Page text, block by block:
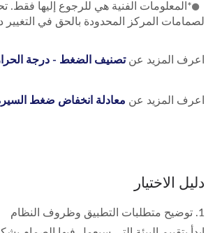
*المعلومات الفنية هي للرجوع إليها فقط.
لصمامات المركز المحدودة بالحق في
اعرف المزيد عنتصنيف الضغط - درجة
اعرف المزيد عن معادلة انخفاض ضغط السيرة
دليل الاختيار
1. توضيح متطلبات التطبيق وظروف النظام